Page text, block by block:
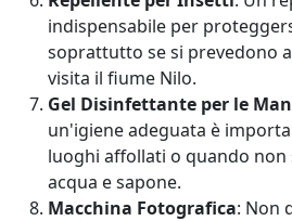
indispensabile per
soprattutto se si prevedono
visita il fiume Nilo.
Gel Disinfettante per le
un'igiene adeguata è
luoghi affollati o quando
acqua e sapone.
Macchina Fotografica: Non